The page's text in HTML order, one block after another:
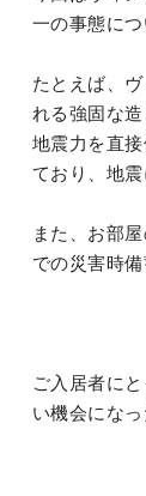
一の事態につ
たとえば、
れる強固な
地震力を直
ており、地震
また、お部
での災害時
ご入居者に
い機会にな